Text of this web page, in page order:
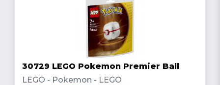
30729 LEGO Pokemon Premier Ball
LEGO - Pokemon - LEGO